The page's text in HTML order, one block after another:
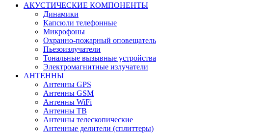
АКУСТИЧЕСКИЕ КОМПОНЕНТЫ
Динамики
Капсюли телефонные
Микрофоны
Охранно-пожарный оповещатель
Пьезоизлучатели
Тональные вызывные устройства
Электромагнитные излучатели
АНТЕННЫ
Антенны GPS
Антенны GSM
Антенны WiFi
Антенны ТВ
Антенны телескопические
Антенные делители (сплиттеры)